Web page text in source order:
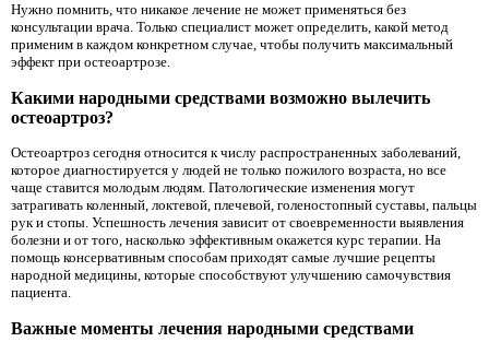
Нужно помнить, что никакое лечение не может применяться без
консультации врача. Только специалист может определить, какой метод
применим в каждом конкретном случае, чтобы получить максимальный
эффект при остеоартрозе.
Какими народными средствами возможно вылечить
остеоартроз?
Остеоартроз сегодня относится к числу распространенных заболеваний,
которое диагностируется у людей не только пожилого возраста, но все
чаще ставится молодым людям. Патологические изменения могут
затрагивать коленный, локтевой, плечевой, голеностопный суставы, пальцы
рук и стопы. Успешность лечения зависит от своевременности выявления
болезни и от того, насколько эффективным окажется курс терапии. На
помощь консервативным способам приходят самые лучшие рецепты
народной медицины, которые способствуют улучшению самочувствия
пациента.
Важные моменты лечения народными средствами